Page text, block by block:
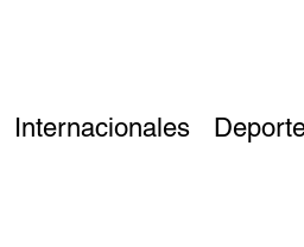
Internacionales